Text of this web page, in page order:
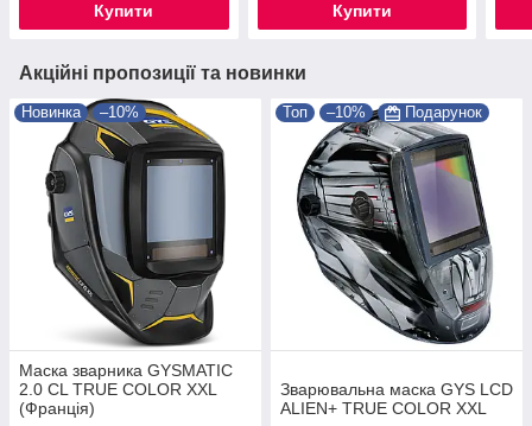
Купити Купити
Акційні пропозиції та новинки
Новинка –10%
Маска зварника GYSMATIC
2.0 CL TRUE COLOR XXL
(Франція)
Топ –10% Подарунок
Зварювальна маска GYS LCD
ALIEN+ TRUE COLOR XXL